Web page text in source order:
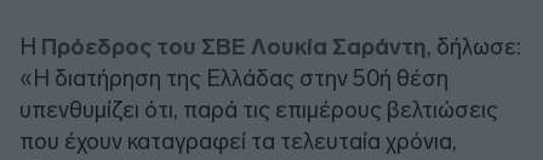
Η Πρόεδρος του ΣΒΕ Λουκία Σαράντη, δήλωσε:
«Η διατήρηση της Ελλάδας στην 50ή θέση
υπενθυμίζει ότι, παρά τις επιμέρους βελτιώσεις
που έχουν καταγραφεί τα τελευταία χρόνια,